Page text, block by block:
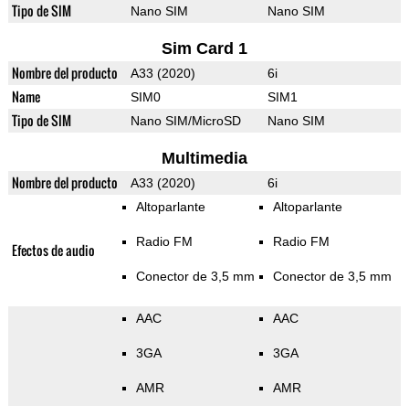
Tipo de SIM Nano SIM Nano SIM
Sim Card 1
Nombre del producto A33 (2020) 6i
Name SIM0 SIM1
Tipo de SIM Nano SIM/MicroSD Nano SIM
Multimedia
Nombre del producto A33 (2020) 6i
Efectos de audio
Altoparlante
Radio FM
Conector de 3,5 mm
Altoparlante
Radio FM
Conector de 3,5 mm
AAC
3GA
AMR
AAC
3GA
AMR